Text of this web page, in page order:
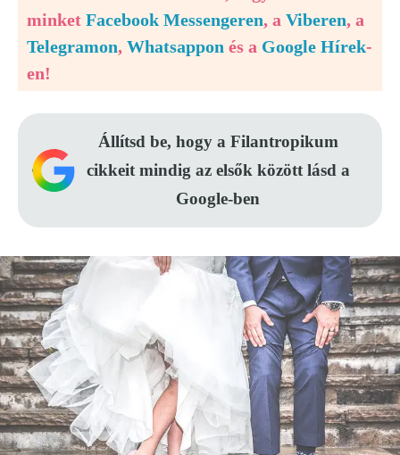
minket Facebook Messengeren, a Viberen, a
Telegramon, Whatsappon és a Google Hírek-
en!
Állítsd be, hogy a Filantropikum
cikkeit mindig az elsők között lásd a
Google-ben